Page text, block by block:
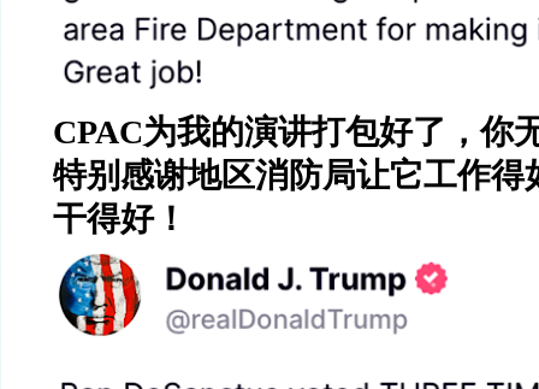
CPAC为我的演讲打包好了，你
特别感谢地区消防局让它工作得
干得好！